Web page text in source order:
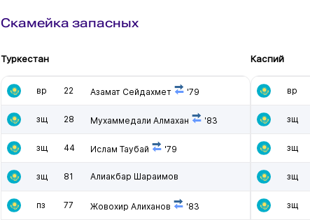
Скамейка запасных
Туркестан
вр 22 Азамат Сейдахмет '79
зщ 28 Мухаммедали Алмахан '83
зщ 44 Ислам Таубай '79
зщ 81 Алиакбар Шараимов
пз 77 Жовохир Алиханов '83
Каспий
вр
зщ
зщ
зщ
зщ